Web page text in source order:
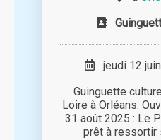
jeudi 12
Guinguette
Loire à Orléans.
31 août 2025 : Le
prêt à ressortir